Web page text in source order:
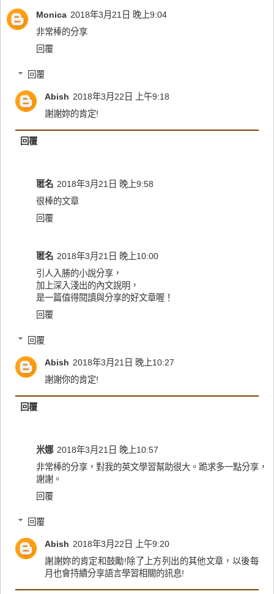
Monica 2018年3月21日 晚上9:04
非常棒的分享
回覆
回覆
Abish 2018年3月22日 上午9:18
謝謝妳的肯定!
回覆
匿名 2018年3月21日 晚上9:58
很棒的文章
回覆
匿名 2018年3月21日 晚上10:00
引人入勝的小說分享，
加上深入淺出的內文說明，
是一篇值得閱讀與分享的好文章喔！
回覆
回覆
Abish 2018年3月21日 晚上10:27
謝謝你的肯定!
回覆
米娜 2018年3月21日 晚上10:57
非常棒的分享，對我的英文學習幫助很大。跪求多一點分享，
謝謝。
回覆
回覆
Abish 2018年3月22日 上午9:20
謝謝妳的肯定和鼓勵!除了上方列出的其他文章，以後每
月也會持續分享語言學習相關的訊息!